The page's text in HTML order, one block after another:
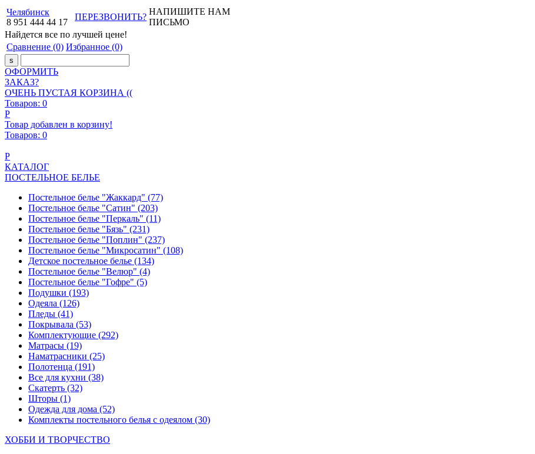
Челябинск
8 951 444 44 17
ПЕРЕЗВОНИТЬ?
НАПИШИТЕ НАМ
ПИСЬМО
Найдется все по лучшей цене!
Сравнение (0) Избранное (0)
ОФОРМИТЬ
ЗАКАЗ?
ОЧЕНЬ ПУСТАЯ КОРЗИНА ((
Товаров: 0
Р
Товар добавлен в корзину!
Товаров: 0
Р
КАТАЛОГ
ПОСТЕЛЬНОЕ БЕЛЬЕ
Постельное белье "Жаккард" (77)
Постельное белье "Сатин" (203)
Постельное белье "Перкаль" (11)
Постельное белье "Бязь" (231)
Постельное белье "Поплин" (237)
Постельное белье "Микросатин" (108)
Детское постельное белье (134)
Постельное белье "Велюр" (4)
Постельное белье "Гофре" (5)
Подушки (193)
Одеяла (126)
Пледы (41)
Покрывала (53)
Комплектующие (292)
Матрасы (19)
Наматрасники (25)
Полотенца (191)
Все для кухни (38)
Скатерть (32)
Шторы (1)
Одежда для дома (52)
Комплекты постельного белья с одеялом (30)
ХОББИ И ТВОРЧЕСТВО